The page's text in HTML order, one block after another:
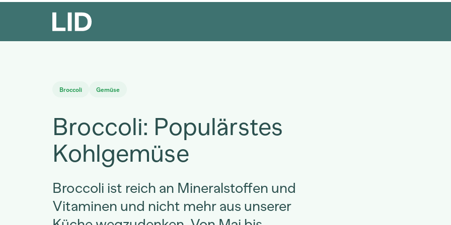
Broccoli Gemüse
Broccoli: Populärstes
Kohlgemüse
Broccoli ist reich an Mineralstoffen und
Vitaminen und nicht mehr aus unserer